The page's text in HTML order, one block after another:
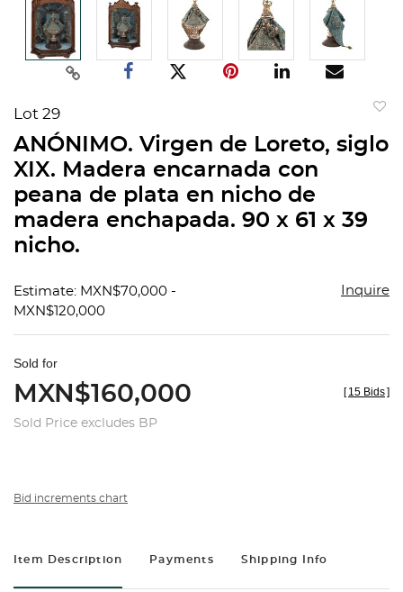
Lot 29
ANÓNIMO. Virgen de Loreto, siglo
XIX. Madera encarnada con
peana de plata en nicho de
madera enchapada. 90 x 61 x 39
nicho.
Estimate: MXN$70,000 -
MXN$120,000
Inquire
Sold for
MXN$160,000
Sold Price excludes BP
[ 15 Bids]
Bid increments chart
Item Description Payments Shipping Info